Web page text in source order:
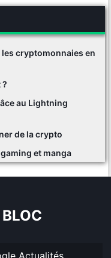
les cryptomonnaies en
?
au Lightning
de la crypto
et manga